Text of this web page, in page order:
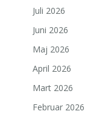
Juli 2026
Juni 2026
Maj 2026
April 2026
Mart 2026
Februar 2026